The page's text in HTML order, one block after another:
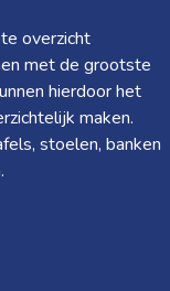
overzicht
met de grootste
hierdoor het
maken.
stoelen, banken